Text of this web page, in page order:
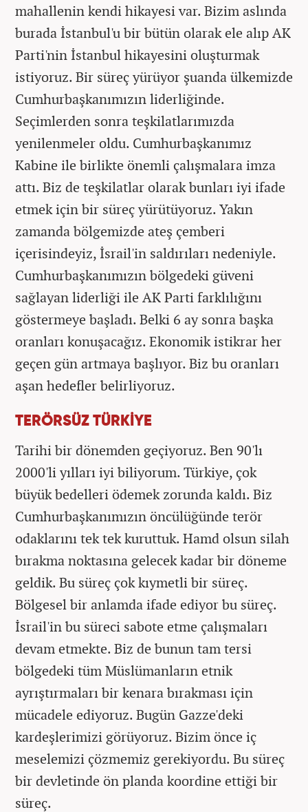
mahallenin kendi hikayesi var. Bizim aslında
burada İstanbul'u bir bütün olarak ele alıp AK
Parti'nin İstanbul hikayesini oluşturmak
istiyoruz. Bir süreç yürüyor şuanda ülkemizde
Cumhurbaşkanımızın liderliğinde.
Seçimlerden sonra teşkilatlarımızda
yenilenmeler oldu. Cumhurbaşkanımız
Kabine ile birlikte önemli çalışmalara imza
attı. Biz de teşkilatlar olarak bunları iyi ifade
etmek için bir süreç yürütüyoruz. Yakın
zamanda bölgemizde ateş çemberi
içerisindeyiz, İsrail'in saldırıları nedeniyle.
Cumhurbaşkanımızın bölgedeki güveni
sağlayan liderliği ile AK Parti farklılığını
göstermeye başladı. Belki 6 ay sonra başka
oranları konuşacağız. Ekonomik istikrar her
geçen gün artmaya başlıyor. Biz bu oranları
aşan hedefler belirliyoruz.
TERÖRSÜZ TÜRKİYE
Tarihi bir dönemden geçiyoruz. Ben 90'lı
2000'li yılları iyi biliyorum. Türkiye, çok
büyük bedelleri ödemek zorunda kaldı. Biz
Cumhurbaşkanımızın öncülüğünde terör
odaklarını tek tek kuruttuk. Hamd olsun silah
bırakma noktasına gelecek kadar bir döneme
geldik. Bu süreç çok kıymetli bir süreç.
Bölgesel bir anlamda ifade ediyor bu süreç.
İsrail'in bu süreci sabote etme çalışmaları
devam etmekte. Biz de bunun tam tersi
bölgedeki tüm Müslümanların etnik
ayrıştırmaları bir kenara bırakması için
mücadele ediyoruz. Bugün Gazze'deki
kardeşlerimizi görüyoruz. Bizim önce iç
meselemizi çözmemiz gerekiyordu. Bu süreç
bir devletinde ön planda koordine ettiği bir
süreç.